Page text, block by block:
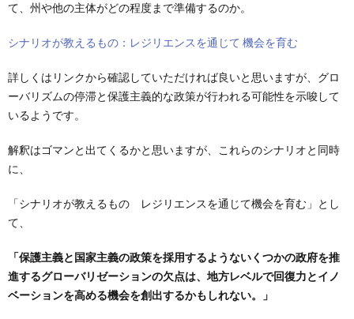
て、州や他の主体がどの程度まで準備するのか。
シナリオが教えるもの：レジリエンスを通じて 機会を育む
詳しくはリンクから確認していただければ良いと思いますが、グロ
ーバリズムの停滞と保護主義的な政策が行われる可能性を示唆して
いるようです。
解釈はゴマンと出てくるかと思いますが、これらのシナリオと同時
に、
「シナリオが教えるもの レジリエンスを通じて機会を育む」とし
て、
「保護主義と国家主義の政策を採用するようないくつかの政府を推
進するグローバリゼーションの欠点は、地方レベルで回復力とイノ
ベーションを高める機会を創出するかもしれない。」